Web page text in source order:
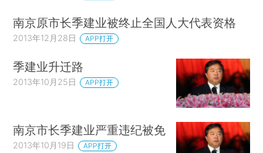
南京原市长季建业被终止全国人大代表资格
2013年12月28日 APP打开
季建业升迁路
2013年10月25日 APP打开
南京市长季建业严重违纪被免
2013年10月19日 APP打开